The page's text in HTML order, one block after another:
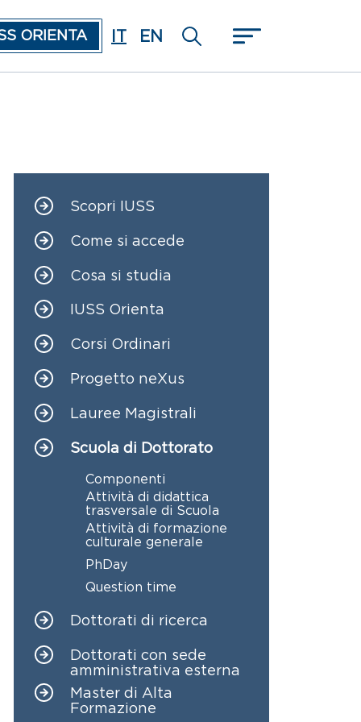
ORIENTA
IT EN
Navigazione principale
Scopri IUSS
Come si accede
Cosa si studia
IUSS Orienta
Corsi Ordinari
Progetto neXus
Lauree Magistrali
Scuola di Dottorato
Componenti
Attività di didattica
trasversale di Scuola
Attività di formazione
culturale generale
PhDay
Question time
Dottorati di ricerca
Dottorati con sede
amministrativa esterna
Master di Alta
Formazione